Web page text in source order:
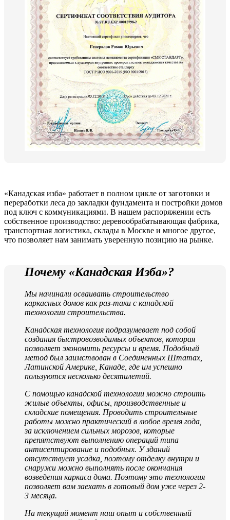
«Канадская изба» работает в полном цикле от заготовки и
переработки леса до закладки фундамента и постройки домов
под ключ с коммуникациями. В нашем распоряжении есть
собственное производство: деревообрабатывающая фабрика,
транспортная логистика, склады в Москве и многое другое,
что позволяет нам занимать уверенную позицию на рынке.
Почему «Канадская Изба»?
Мы начинали осваивать строительство
каркасных домов как раз-таки с канадской
технологии строительства.
Канадская технология подразумевает под собой
создания быстровозводимых объектов, которая
позволяет экономить ресурсы и время. Подобный
метод был заимствован в Соединенных Штатах,
Латинской Америке, Канаде, где им успешно
пользуются несколько десятилетий.
С помощью канадской технологии можно строить
жилые объекты, офисы, производственные и
складские помещения. Проводить строительные
работы можно практический в любое время года,
за исключением сильных морозов, которые
препятствуют выполнению операций типа
антисептирование и подобных. У зданий
отсутствует усадка, поэтому отделку внутри и
снаружи можно выполнять после окончания
возведения каркаса дома. Поэтому это технология
позволяет вам заехать в готовый дом уже через 2-
3 месяца.
На текущий момент наш опыт и собственный